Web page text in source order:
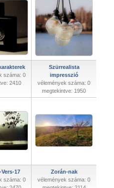
száma: 0
2410
Szürrealista
impresszió
vélemények száma: 0
megtekintve: 1950
17
száma: 0
Zorán-nak
vélemények száma: 0